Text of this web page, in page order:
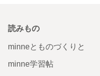
読みもの
minneとものづくりと
minne学習帖